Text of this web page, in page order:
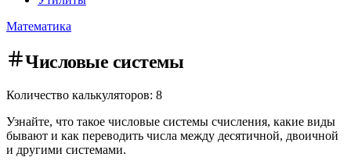
Математика
Числовые системы
Количество калькуляторов: 8
Узнайте, что такое числовые системы счисления, какие виды
бывают и как переводить числа между десятичной, двоичной
и другими системами.